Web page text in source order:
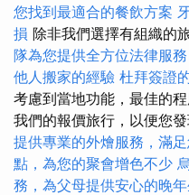
您找到最適合的餐飲方案
損 除非我們選擇有組織的
隊為您提供全方位法律服務
他人搬家的經驗 杜拜簽證
考慮到當地功能，最佳的
我們的報價旅行，以便您
提供專業的外燴服務，滿
點，為您的聚會增色不少
務，為父母提供安心的晚